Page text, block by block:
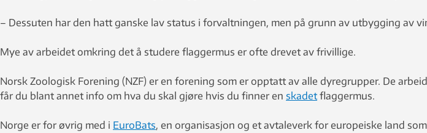
– Dessuten har den hatt ganske lav status i forvaltningen, men på grunn av utbygging av
Mye av arbeidet omkring det å studere flaggermus er ofte drevet av frivillige.
Norsk Zoologisk Forening (NZF) er en forening som er opptatt av alle dyregrupper. De
får du blant annet info om hva du skal gjøre hvis du finner en skadet flaggermus.
Norge er for øvrig med i EuroBats, en organisasjon og et avtaleverk for europeiske land